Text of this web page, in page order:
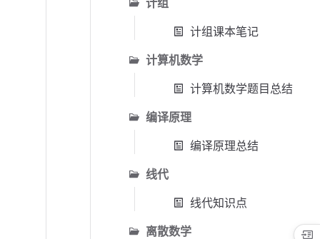
计组
计组课本笔记
计算机数学
计算机数学题目总结
编译原理
编译原理总结
线代
线代知识点
离散数学